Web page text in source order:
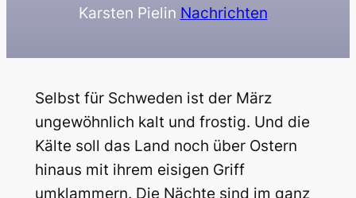
Karsten Pielin Nachrichten
Selbst für Schweden ist der März
ungewöhnlich kalt und frostig. Und die
Kälte soll das Land noch über Ostern
hinaus mit ihrem eisigen Griff
umklammern. Die Nächte sind im ganz